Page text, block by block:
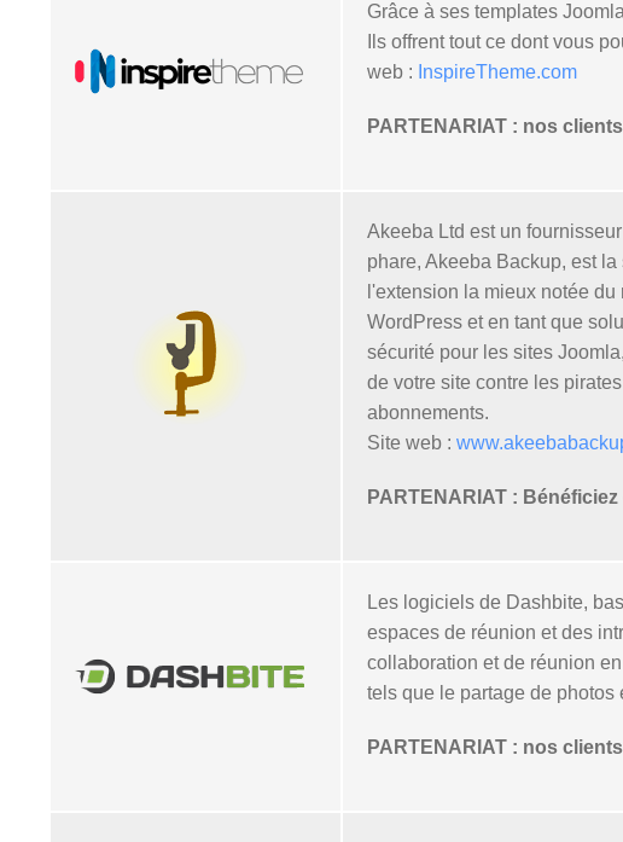
Grâce à ses templates
Ils offrent tout ce dont vous
web : InspireTheme.com
PARTENARIAT : nos
Akeeba Ltd est un
phare, Akeeba Backup, est
l'extension la mieux notée
WordPress et en tant que
sécurité pour les sites
de votre site contre les
abonnements.
Site web :
PARTENARIAT :
Les logiciels de Dashbite,
espaces de réunion et des
collaboration et de réunion
tels que le partage de
PARTENARIAT : nos